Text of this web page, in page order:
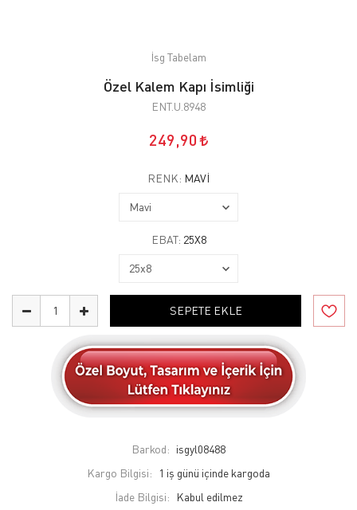
İsg Tabelam
Özel Kalem Kapı İsimliği
ENT.U.8948
249,90
RENK: MAVI
EBAT: 25X8
SEPETE EKLE
Barkod: isgyl08488
Kargo Bilgisi:
1 iş günü içinde kargoda
İade Bilgisi: